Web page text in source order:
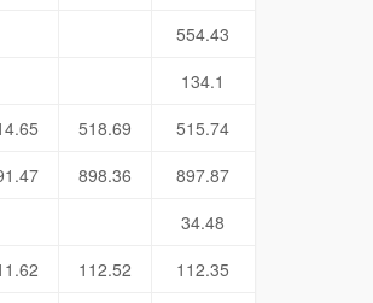
554.43
134.1
518.69
515.74
898.36
897.87
34.48
112.52
112.35